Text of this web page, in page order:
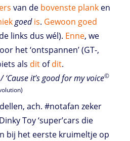
van de bovenste plank en
goed is. Gewoon goed
links dus wél). Enne, we
het ‘ontspannen’ (GT-,
als dit ofdit.
‘Cause it’s good for my voice©
ach. #notafan zeker
Toy ‘super’cars die
bij het eerste kruimeltje op